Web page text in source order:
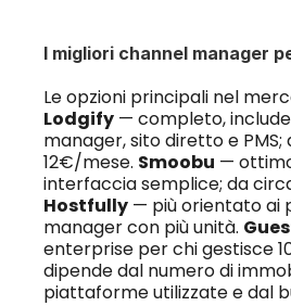
I migliori channel manager
Lodgify — completo,
manager, sito diretto e PMS;
12€/mese. Smoobu —
Hostfully — più orientato ai
manager con più unità.
enterprise per chi gestisce
dipende dal numero di
piattaforme utilizzate e dal